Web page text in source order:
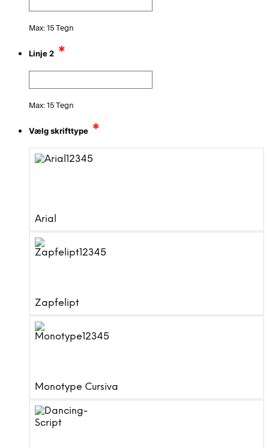
Max: 15 Tegn
Linje 2 *
Max: 15 Tegn
Vælg skrifttype *
Arial
Zapfelipt
Monotype Cursiva